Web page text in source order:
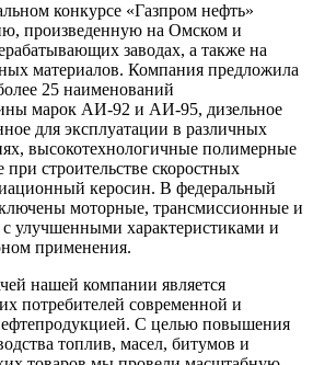
конкурсе «Газпром нефть»
произведенную на Омском и
заводах, а также на
материалов. Компания предложила
25 наименований
марок АИ-92 и АИ-95, дизельное
для эксплуатации в различных
высокотехнологичные полимерные
строительстве скоростных
керосин. В федеральный
моторные, трансмиссионные и
с улучшенными характеристиками и
применения.
нашей компании является
потребителей современной и
С целью повышения
топлив, масел, битумов и